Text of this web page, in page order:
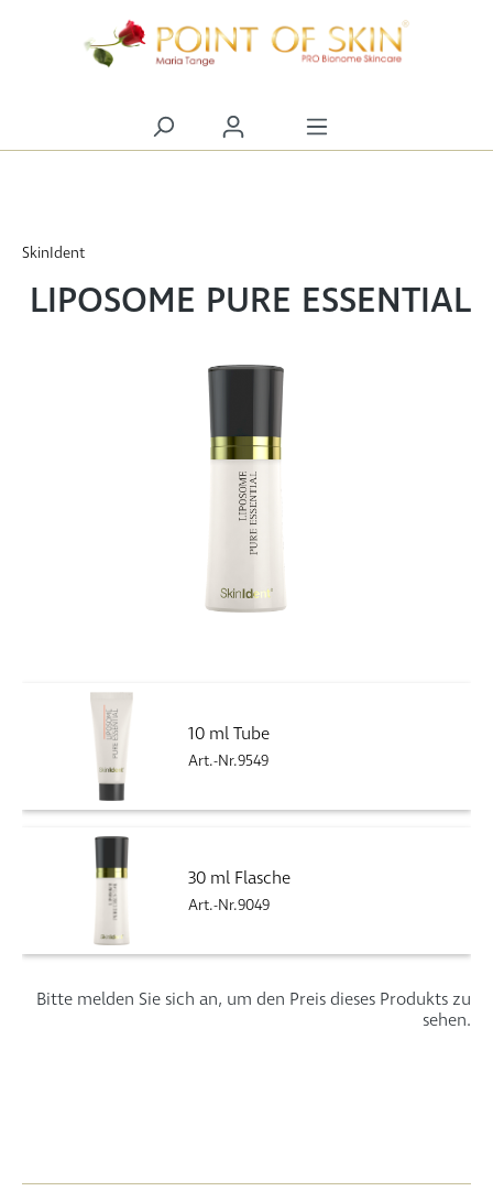
SkinIdent
LIPOSOME PURE ESSENTIAL
10 ml Tube
Art.-Nr.9549
30 ml Flasche
Art.-Nr.9049
Bitte melden Sie sich an, um den Preis dieses Produkts zu
sehen.